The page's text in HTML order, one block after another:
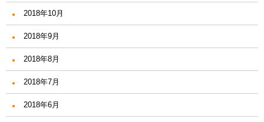
2018年10月
2018年9月
2018年8月
2018年7月
2018年6月